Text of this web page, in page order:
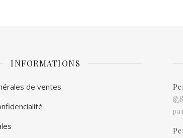
INFORMATIONS
de ventes